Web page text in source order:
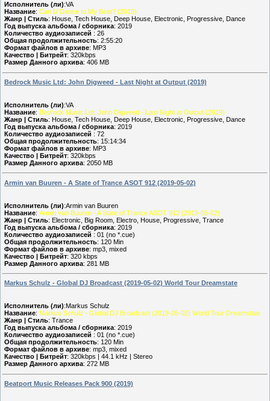
Исполнитель (ли):VA
Название: Can U Dance to My Beat? (2019)
Жанр | Стиль: House, Tech House, Deep House, Electronic, Progressive, Dance
Год выпуска альбома / сборника: 2019
Количество аудиозаписей : 26
Общая продолжительность: 2:55:20
Формат файлов в архиве: MP3
Качество | Битрейт: 320kbps
Размер Данного архива: 406 MB
Bedrock Music Ltd: John Digweed - Last Night at Output (2019)
Исполнитель (ли):VA
Название: Bedrock Music Ltd: John Digweed - Last Night at Output (2019)
Жанр | Стиль: House, Tech House, Deep House, Electronic, Progressive, Dance
Год выпуска альбома / сборника: 2019
Количество аудиозаписей : 72
Общая продолжительность: 15:14:34
Формат файлов в архиве: MP3
Качество | Битрейт: 320kbps
Размер Данного архива: 2050 MB
Armin van Buuren - A State of Trance ASOT 912 (2019-05-02)
Исполнитель (ли):Armin van Buuren
Название: Armin van Buuren - A State of Trance ASOT 912 (2019-05-02)
Жанр | Стиль: Electronic, Big Room, Electro, House, Progressive, Trance
Год выпуска альбома / сборника: 2019
Количество аудиозаписей : 01 (no *.cue)
Общая продолжительность: 120 Min
Формат файлов в архиве: mp3, mixed
Качество | Битрейт: 320 kbps
Размер Данного архива: 281 MB
Markus Schulz - Global DJ Broadcast (2019-05-02) World Tour Dreamstate
Исполнитель (ли):Markus Schulz
Название: Markus Schulz - Global DJ Broadcast (2019-05-02) World Tour Dreamstate
Жанр | Стиль: Trance
Год выпуска альбома / сборника: 2019
Количество аудиозаписей : 01 (no *.cue)
Общая продолжительность: 120 Min
Формат файлов в архиве: mp3, mixed
Качество | Битрейт: 320kbps | 44.1 kHz | Stereo
Размер Данного архива: 272 MB
Beatport Music Releases Pack 900 (2019)